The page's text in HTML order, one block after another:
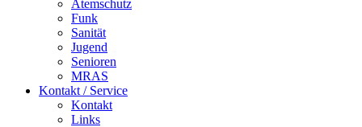
Atemschutz
Funk
Sanität
Jugend
Senioren
MRAS
Kontakt / Service
Kontakt
Links